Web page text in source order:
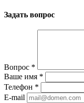
Задать вопрос
Вопрос *
Ваше имя *
Телефон *
E-mail